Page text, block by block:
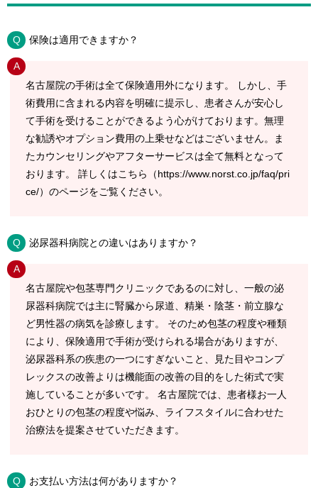
保険は適用できますか？
名古屋院の手術は全て保険適用外になります。 しかし、手
術費用に含まれる内容を明確に提示し、患者さんが安心し
て手術を受けることができるよう心がけております。無理
な勧誘やオプション費用の上乗せなどはございません。ま
たカウンセリングやアフターサービスは全て無料となって
おります。 詳しくはこちら（https://www.norst.co.jp/faq/pri
ce/）のページをご覧ください。
泌尿器科病院との違いはありますか？
名古屋院や包茎専門クリニックであるのに対し、一般の泌
尿器科病院では主に腎臓から尿道、精巣・陰茎・前立腺な
ど男性器の病気を診療します。 そのため包茎の程度や種類
により、保険適用で手術が受けられる場合がありますが、
泌尿器科系の疾患の一つにすぎないこと、見た目やコンプ
レックスの改善よりは機能面の改善の目的をした術式で実
施していることが多いです。 名古屋院では、患者様お一人
おひとりの包茎の程度や悩み、ライフスタイルに合わせた
治療法を提案させていただきます。
お支払い方法は何がありますか？